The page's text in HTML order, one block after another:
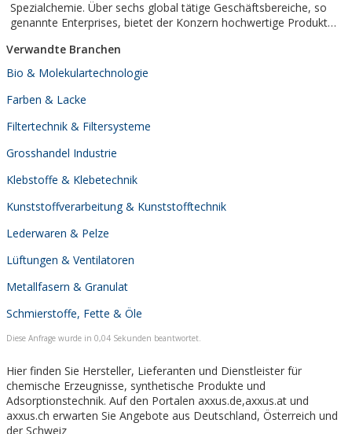
Spezialchemie. Über sechs global tätige Geschäftsbereiche, so
genannte Enterprises, bietet der Konzern hochwertige Produkte
die von Automobil über Reifen und Elektronik bis hin zu
Reinigungsmitteln, Parfüm,...
Verwandte Branchen
Bio & Molekulartechnologie
Farben & Lacke
Filtertechnik & Filtersysteme
Grosshandel Industrie
Klebstoffe & Klebetechnik
Kunststoffverarbeitung & Kunststofftechnik
Lederwaren & Pelze
Lüftungen & Ventilatoren
Metallfasern & Granulat
Schmierstoffe, Fette & Öle
Diese Anfrage wurde in 0,04 Sekunden beantwortet.
Hier finden Sie Hersteller, Lieferanten und Dienstleister für
chemische Erzeugnisse, synthetische Produkte und
Adsorptionstechnik. Auf den Portalen axxus.de,axxus.at und
axxus.ch erwarten Sie Angebote aus Deutschland, Österreich und
der Schweiz